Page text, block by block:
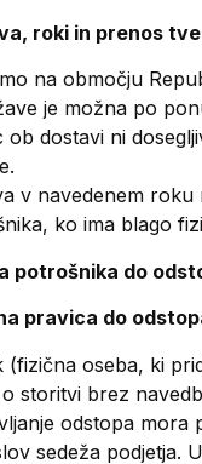
roki in prenos
na območju
je možna po
ob dostavi ni
v navedenem
ko ima blago
potrošnika do
pravica do
(fizična oseba, ki
storitvi brez
odstopa mora
sedeža podjetja.